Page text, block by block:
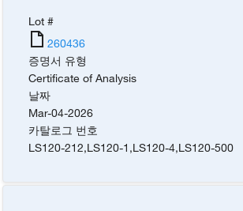
Lot #
260436
증명서 유형
Certificate of Analysis
날짜
Mar-04-2026
카탈로그 번호
LS120-212,LS120-1 ,LS120-4,LS120-500